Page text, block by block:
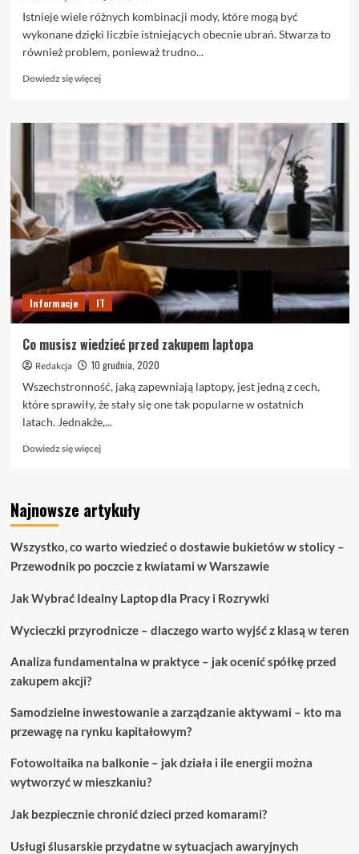
Istnieje wiele różnych kombinacji mody, które mogą być
wykonane dzięki liczbie istniejących obecnie ubrań. Stwarza to
również problem, ponieważ trudno...
Dowiedz się więcejDowiedz
o
wyglądać?
Przeczytaj
tę
poradę
o
modzie
Informacje IT
Co musisz wiedzieć przed zakupem laptopa
Redakcja
10 grudnia, 2020
Wszechstronność, jaką zapewniają laptopy, jest jedną z cech,
które sprawiły, że stały się one tak popularne w ostatnich
latach. Jednakże,...
Dowiedz się więcejDowiedz
Co
musisz
przed
zakupem
Najnowsze artykuły
Wszystko, co warto wiedzieć o dostawie bukietów w stolicy –
Przewodnik po poczcie z kwiatami w Warszawie
Jak Wybrać Idealny Laptop dla Pracy i Rozrywki
Wycieczki przyrodnicze – dlaczego warto wyjść z klasą w teren
Analiza fundamentalna w praktyce – jak ocenić spółkę przed
zakupem akcji?
Samodzielne inwestowanie a zarządzanie aktywami – kto ma
przewagę na rynku kapitałowym?
Fotowoltaika na balkonie – jak działa i ile energii można
wytworzyć w mieszkaniu?
Jak bezpiecznie chronić dzieci przed komarami?
Usługi ślusarskie przydatne w sytuacjach awaryjnych